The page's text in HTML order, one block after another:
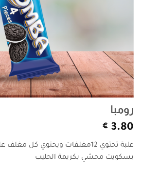
رومبا
3.80
€
بسكويت محشي بكريمة الحليب